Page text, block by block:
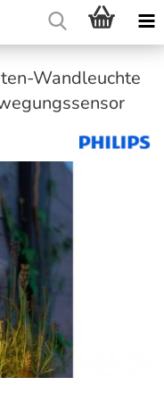
Wandleuchte